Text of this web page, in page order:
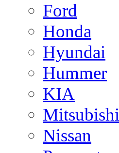
Ford
Honda
Hyundai
Hummer
KIA
Mitsubishi
Nissan